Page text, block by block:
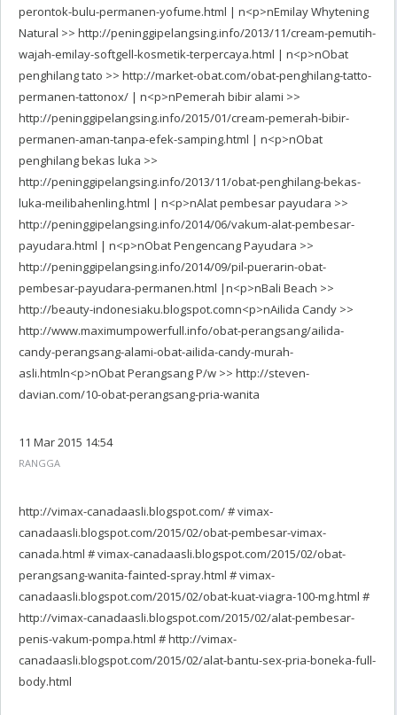
perontok-bulu-permanen-yofume.html | n<p>nEmilay Whytening
Natural >> http://peninggipelangsing.info/2013/11/cream-pemutih-
wajah-emilay-softgell-kosmetik-terpercaya.html | n<p>nObat
penghilang tato >> http://market-obat.com/obat-penghilang-tatto-
permanen-tattonox/ | n<p>nPemerah bibir alami >>
http://peninggipelangsing.info/2015/01/cream-pemerah-bibir-
permanen-aman-tanpa-efek-samping.html | n<p>nObat
penghilang bekas luka >>
http://peninggipelangsing.info/2013/11/obat-penghilang-bekas-
luka-meilibahenling.html | n<p>nAlat pembesar payudara >>
http://peninggipelangsing.info/2014/06/vakum-alat-pembesar-
payudara.html | n<p>nObat Pengencang Payudara >>
http://peninggipelangsing.info/2014/09/pil-puerarin-obat-
pembesar-payudara-permanen.html |n<p>nBali Beach >>
http://beauty-indonesiaku.blogspot.comn<p>nAilida Candy >>
http://www.maximumpowerfull.info/obat-perangsang/ailida-
candy-perangsang-alami-obat-ailida-candy-murah-
asli.htmln<p>nObat Perangsang P/w >> http://steven-
davian.com/10-obat-perangsang-pria-wanita
11 Mar 2015 14:54
RANGGA
http://vimax-canadaasli.blogspot.com/ # vimax-
canadaasli.blogspot.com/2015/02/obat-pembesar-vimax-
canada.html # vimax-canadaasli.blogspot.com/2015/02/obat-
perangsang-wanita-fainted-spray.html # vimax-
canadaasli.blogspot.com/2015/02/obat-kuat-viagra-100-mg.html #
http://vimax-canadaasli.blogspot.com/2015/02/alat-pembesar-
penis-vakum-pompa.html # http://vimax-
canadaasli.blogspot.com/2015/02/alat-bantu-sex-pria-boneka-full-
body.html